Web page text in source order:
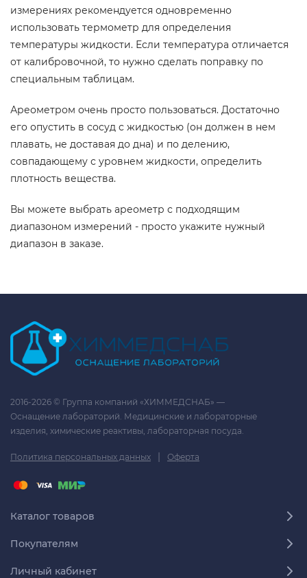
измерениях рекомендуется одновременно
использовать термометр для определения
температуры жидкости. Если температура отличается
от калибровочной, то нужно сделать поправку по
специальным таблицам.
Ареометром очень просто пользоваться. Достаточно
его опустить в сосуд с жидкостью (он должен в нем
плавать, не доставая до дна) и по делению,
совпадающему с уровнем жидкости, определить
плотность вещества.
Вы можете выбрать ареометр с подходящим
диапазоном измерений - просто укажите нужный
диапазон в заказе.
2016-2026 © Группа компаний «ХИММЕДСНАБ» —
Оснащение лабораторий. Медицинские и лабораторные
изделия, химические реактивы, лабораторная посуда.
Политика персональных данных | Оферта
Каталог товаров
Покупателям
Личный кабинет